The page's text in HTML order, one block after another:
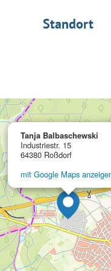
Standort
Tanja Balbaschewski
Industriestr. 15
64380 Roßdorf
mit Google Maps